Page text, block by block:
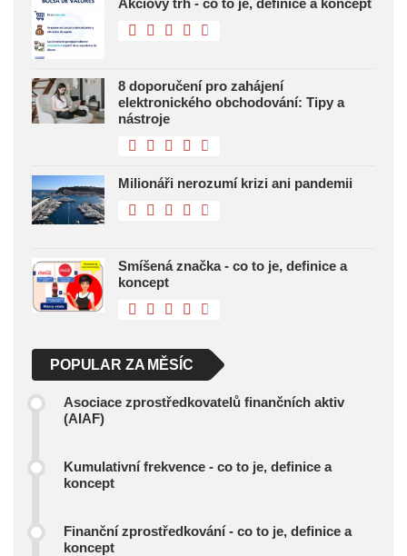
Akciový trh - co to je, definice a koncept
8 doporučení pro zahájení
elektronického obchodování: Tipy a
nástroje
Milionáři nerozumí krizi ani pandemii
Smíšená značka - co to je, definice a
koncept
POPULAR ZA MĚSÍC
Asociace zprostředkovatelů finančních aktiv
(AIAF)
Kumulativní frekvence - co to je, definice a
koncept
Finanční zprostředkování - co to je, definice a
koncept